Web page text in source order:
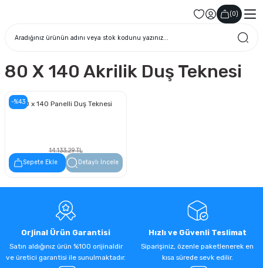
(0)
80 X 140 Akrilik Duş Teknesi
-%4380 x 140 Panelli Duş Teknesi
14.133,29 TL
8.055,97 TL
Sepete Ekle Detaylı İncele
Orjinal Ürün Garantisi
Satın aldığınız ürün %100 orijinaldir
ve üretici garantisi ile sunulmaktadır.
Hızlı ve Güvenli Teslimat
Siparişiniz, özenle paketlenerek en
kısa sürede sevk edilir.